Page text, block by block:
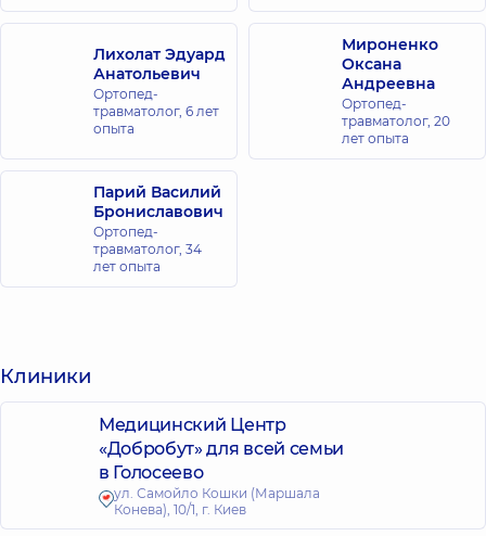
Лихолат Эдуард
Анатольевич
Ортопед-
травматолог, 6 лет
опыта
Мироненко
Оксана
Андреевна
Ортопед-
травматолог, 20
лет опыта
Парий Василий
Брониславович
Ортопед-
травматолог, 34
лет опыта
Клиники
Медицинский Центр
«Добробут» для всей семьи
в Голосеево
ул. Самойло Кошки (Маршала
Конева), 10/1, г. Киев